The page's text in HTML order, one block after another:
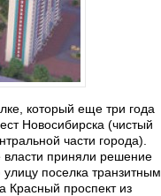
который еще три года
Новосибирска (чистый
части города).
власти приняли решение
поселка транзитным
Красный проспект из